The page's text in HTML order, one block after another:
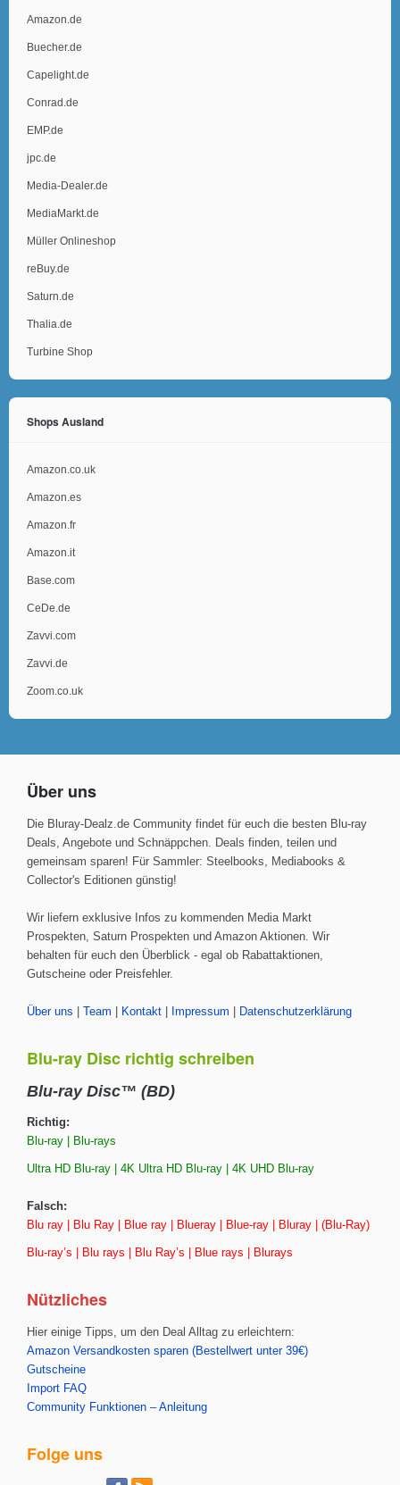
Amazon.de
Buecher.de
Capelight.de
Conrad.de
EMP.de
jpc.de
Media-Dealer.de
MediaMarkt.de
Müller Onlineshop
reBuy.de
Saturn.de
Thalia.de
Turbine Shop
Shops Ausland
Amazon.co.uk
Amazon.es
Amazon.fr
Amazon.it
Base.com
CeDe.de
Zavvi.com
Zavvi.de
Zoom.co.uk
Über uns
Die Bluray-Dealz.de Community findet für euch die besten Blu-ray
Deals, Angebote und Schnäppchen. Deals finden, teilen und
gemeinsam sparen! Für Sammler: Steelbooks, Mediabooks &
Collector's Editionen günstig!
Wir liefern exklusive Infos zu kommenden Media Markt
Prospekten, Saturn Prospekten und Amazon Aktionen. Wir
behalten für euch den Überblick - egal ob Rabattaktionen,
Gutscheine oder Preisfehler.
Über uns Team Kontakt Impressum Datenschutzerklärung
Blu-ray Disc richtig schreiben
Blu-ray Disc™ (BD)
Richtig:
Blu-ray | Blu-rays
Ultra HD Blu-ray | 4K Ultra HD Blu-ray | 4K UHD Blu-ray
Falsch:
Blu ray | Blu Ray | Blue ray | Blueray | Blue-ray | Bluray | (Blu-Ray)
Blu-ray’s | Blu rays | Blu Ray’s | Blue rays | Blurays
Nützliches
Hier einige Tipps, um den Deal Alltag zu erleichtern:
Amazon Versandkosten sparen (Bestellwert unter 39€)
Gutscheine
Import FAQ
Community Funktionen – Anleitung
Folge uns